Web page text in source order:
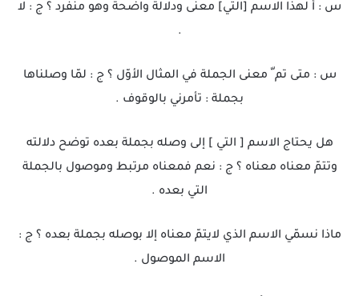
س : أ لهذا الاسم [التي] معنى ودلالة واضحة وهو منفرد ؟ ج : لا
.
س : متى تم ّ معنى الجملة في المثال الأوّل ؟ ج : لمّا وصلناها
بجملة : تأمرني بالوقوف .
هل يحتاج الاسم [ التي ] إلى وصله بجملة بعده توضح دلالته
وتتمّ معناه معناه ؟ ج : نعم فمعناه مرتبط وموصول بالجملة
التي بعده .
ماذا نسمّي الاسم الذي لايتمّ معناه إلا بوصله بجملة بعده ؟ ج :
الاسم الموصول .